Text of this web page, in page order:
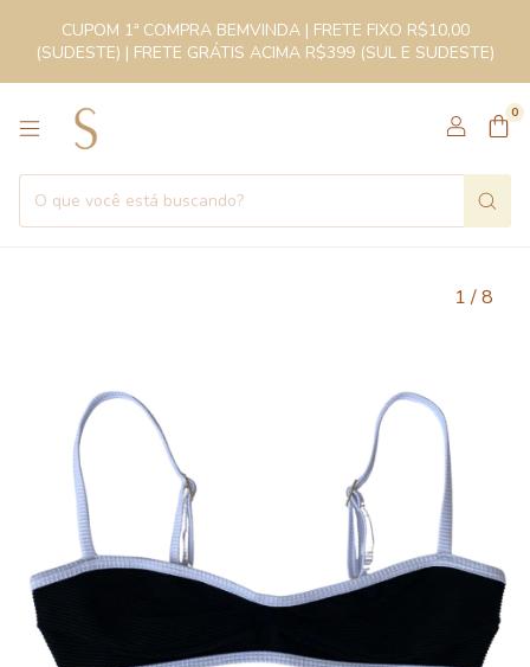
CUPOM 1ª COMPRA BEMVINDA | FRETE FIXO R$10,00
(SUDESTE) | FRETE GRÁTIS ACIMA R$399 (SUL E SUDESTE)
0
1/8